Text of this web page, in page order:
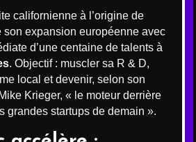
californienne à l’origine de
son expansion européenne avec
d’une centaine de talents à
. Objectif : muscler sa R & D,
local et devenir, selon son
Krieger, « le moteur derrière
grandes startups de demain ».